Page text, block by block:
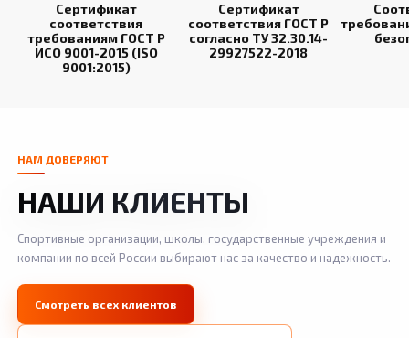
Сертификат
соответствия
требованиям ГОСТ Р
ИСО 9001-2015 (ISO
9001:2015)
Сертификат
соответствия ГОСТ Р
согласно ТУ 32.30.14-
29927522-2018
НАМ ДОВЕРЯЮТ
НАШИ КЛИЕНТЫ
Спортивные организации, школы, государственные учреждения и
компании по всей России выбирают нас за качество и надежность.
Смотреть всех клиентов